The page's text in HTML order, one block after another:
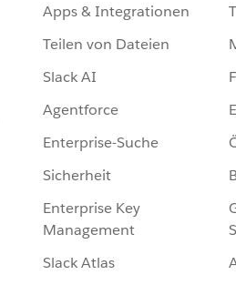
Apps & Integrationen
Teilen von Dateien
Slack AI
Agentforce
Enterprise-Suche
Sicherheit
Enterprise Key
Management
Slack Atlas